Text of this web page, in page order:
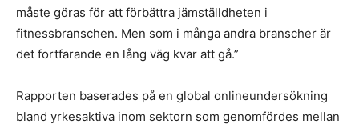
måste göras för att förbättra jämställdheten i
fitnessbranschen. Men som i många andra branscher är
det fortfarande en lång väg kvar att gå.”
Rapporten baserades på en global onlineundersökning
bland yrkesaktiva inom sektorn som genomfördes mellan